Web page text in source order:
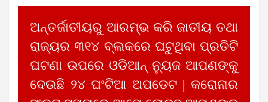
ଅନ୍ତର୍ଜାତୀୟରୁ ଆରମ୍ଭ କରି ଜାତୀୟ ତଥା
ରାଜ୍ୟର ୩୧୪ ବ୍ଲକରେ ଘଟୁଥିବା ପ୍ରତିଟି
ଘଟଣା ଉପରେ ଓଡିଆନ୍ ନ୍ୟୁଜ ଆପଣଙ୍କୁ
ଦେଉଛି ୨୪ ଘଂଟିଆ ଅପଡେଟ | କରୋନାର